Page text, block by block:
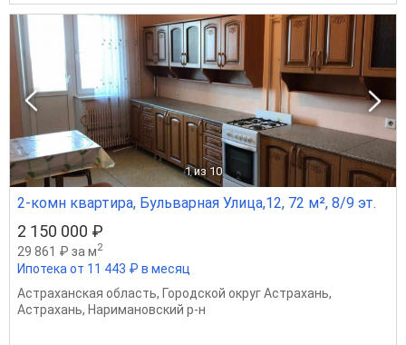
1 из 10
2-комн квартира, Бульварная Улица,12, 72 м², 8/9 эт.
2 150 000 ₽
29 861 ₽ за м2
Ипотека от 11 443 ₽ в месяц
Астраханская область, Городской округ Астрахань,
Астрахань, Наримановский р-н